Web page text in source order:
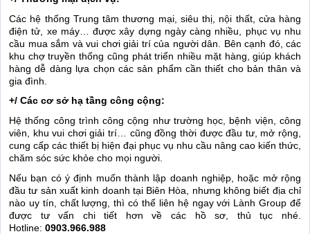
Các hệ thống Trung tâm thương mại, siêu thị, nội thất, cửa hàng
điện tử, xe máy… được xây dựng ngày càng nhiều, phục vụ nhu
cầu mua sắm và vui chơi giải trí của người dân. Bên cạnh đó, các
khu chợ truyền thống cũng phát triển nhiều mặt hàng, giúp khách
hàng dễ dàng lựa chọn các sản phẩm cần thiết cho bản thân và
gia đình.
+/ Các cơ sở hạ tầng công cộng:
Hệ thống công trình công cộng như trường học, bệnh viện, công
viên, khu vui chơi giải trí… cũng đồng thời được đầu tư, mở rộng,
cung cấp các thiết bị hiện đại phục vụ nhu cầu nâng cao kiến thức,
chăm sóc sức khỏe cho mọi người.
Nếu bạn có ý định muốn thành lập doanh nghiệp, hoặc mở rộng
đầu tư sản xuất kinh doanh tại Biên Hòa, nhưng không biết địa chỉ
nào uy tín, chất lượng, thì có thể liên hệ ngay với Lành Group để
được tư vấn chi tiết hơn về các hồ sơ, thủ tục nhé.
Hotline: 0903.966.988